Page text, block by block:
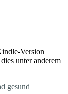
Version
unter anderem
gesund